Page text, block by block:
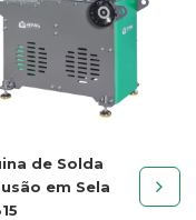
de Solda
em Sela